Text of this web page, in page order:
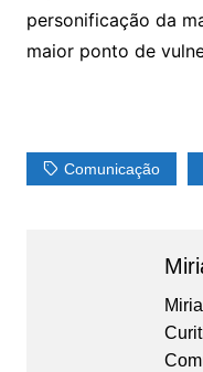
personificação da
maior ponto de
Comunicação